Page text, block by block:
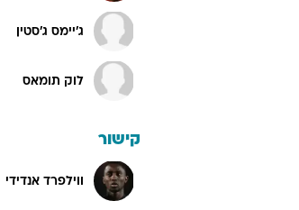
ג'יימס ג'סטין
לוק תומאס
קישור
ווילפרד אנדידי